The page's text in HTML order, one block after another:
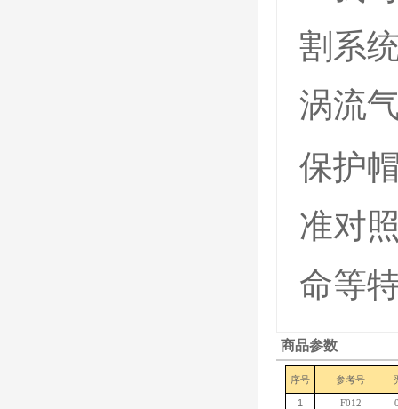
割系
涡流
保护
准对
命等
商品参数
序号 参考号
1 F012